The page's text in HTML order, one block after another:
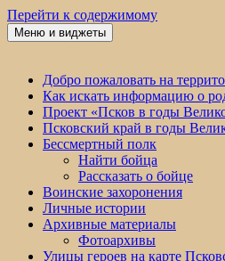
Перейти к содержимому
Победа 60
Меню и виджеты
Добро пожаловать на
Как искать информацию о
Проект «Псков в годы
Псковский край в годы
Бессмертный полк
Найти бойца
Рассказать о бойце
Воинские захоронения
Личные истории
Архивные материалы
Фотоархивы
Улицы героев на карте